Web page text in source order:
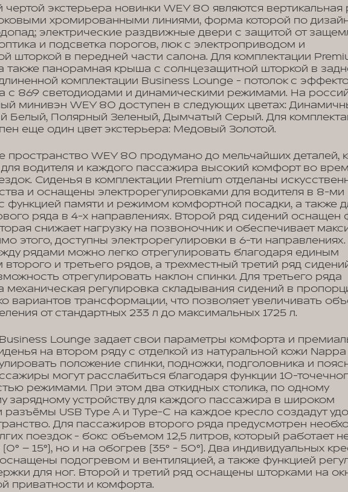
чертой экстерьера новинки WEY 80 являются вертикальная
хромированными линиями, форма которой по
электрические раздвижные двери с защитой от
и подсветка порогов, люк с электроприводом и
шторкой в передней части салона. Для комплектации
также панорамная крыша с солнцезащитной шторкой в
комплектации Business Lounge - потолок с
с 869 светодиодами и динамическими режимами. На
минивэн WEY 80 доступен в следующих цветах:
Белый, Полярный Зеленый, Дымчатый Серый. Для
еще один цвет экстерьера: Медовый Золотой.
пространство WEY 80 продумано до мельчайших деталей,
водителя и каждого пассажира высокий комфорт во
Сиденья в комплектации Premium отделаны
и оснащены электрорегулировками для водителя в 8-ми
функцией памяти и режимом комфортной посадки, а также
ряда в 4-х направлениях. Второй ряд сидений оснащен
снижает нагрузку на позвоночник и обеспечивает
этого, доступны электрорегулировки в 6-ти направлениях.
рядами можно легко отрегулировать благодаря единым
и третьего рядов, а трехместный третий ряд
отрегулировать наклон спинки. Для третьего ряда
механическая регулировка складывания сидений в
вариантов трансформации, что позволяет увеличивать
от стандартных 233 л до максимальных 1725 л.
Lounge задает свои параметры комфорта и
на втором ряду с отделкой из натуральной кожи Nappa
положение спинки, подножки, подголовника и
могут расслабиться благодаря функции 10-
режимами. При этом два откидных столика, по одному
зарядному устройству для каждого пассажира в широком
разъёмы USB Type A и Type-C на каждое кресло создадут
Для пассажиров второго ряда предусмотрен
поездок - бокс объемом 12,5 литров, который работает
– 15°), но и на обогрев (35° - 50°). Два индивидуальных
подогревом и вентиляцией, а также функцией
для ног. Второй и третий ряд оснащены шторками на
приватности и комфорта.